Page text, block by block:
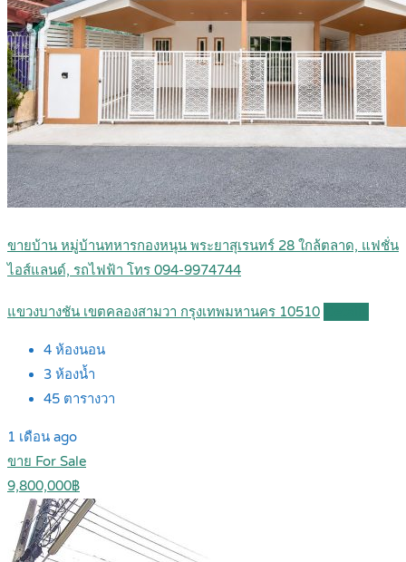
ขายบ้าน หมู่บ้านทหารกองหนุน พระยาสุเรนทร์ 28 ใกล้ตลาด, แฟชั่น
ไอส์แลนด์, รถไฟฟ้า โทร 094-9974744
แขวงบางชัน เขตคลองสามวา กรุงเทพมหานคร 10510
4 ห้องนอน
3 ห้องน้ำ
45 ตารางวา
1 เดือน ago
ขาย For Sale
9,800,000฿